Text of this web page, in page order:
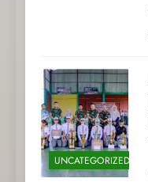
UNCATEGORIZED